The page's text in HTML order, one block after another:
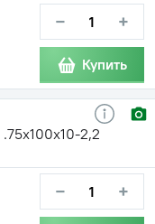
− +
Купить
2,2
− +